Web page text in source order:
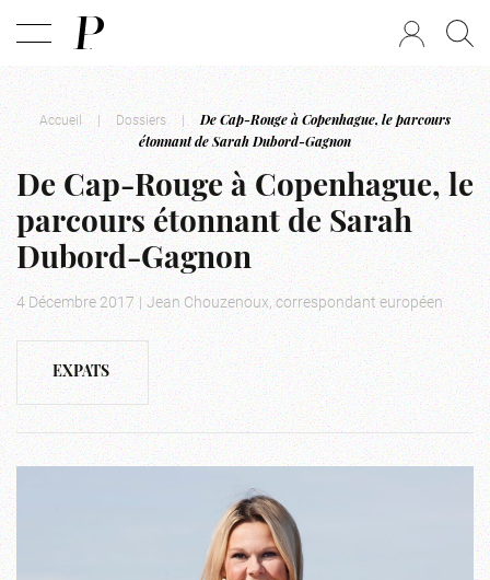
Accueil | Dossiers |
De Cap-Rouge à Copenhague, le parcours
étonnant de Sarah Dubord-Gagnon
De Cap-Rouge à Copenhague, le
parcours étonnant de Sarah
Dubord-Gagnon
4 Décembre 2017 | Jean Chouzenoux, correspondant européen
EXPATS